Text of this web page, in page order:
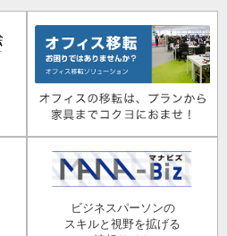
ビジネスパーソンの
スキルと視野を拡げる